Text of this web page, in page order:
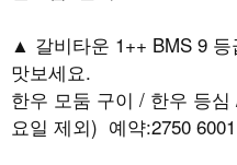
▲ 갈비타운 1++ BMS 9
맛보세요.
한우 모둠 구이 / 한우 등
요일 제외) 예약:2750 6001